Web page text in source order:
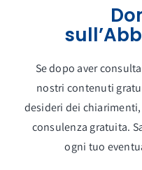
Se dopo aver
nostri contenuti
desideri dei
consulenza gratuita.
ogni tuo